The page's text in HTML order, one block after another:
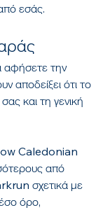
εσάς.
αφήσετε την
αποδείξει ότι το
και τη γενική
Caledonian
από
σχετικά με
όρο,